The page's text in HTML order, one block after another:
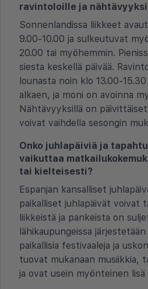
ravintoloille ja
Sonnenlandissa liikkeet
9.00-10.00 ja sulkeutuvat
20.00 tai myöhemmin.
siesta keskellä päivää.
lounasta noin klo 13.00-
alkaen, ja moni on avoinna
Nähtävyyksillä on
voivat vaihdella sesongin
Onko juhlapäiviä ja
vaikuttaa
tai kielteisesti?
Espanjan kansalliset
paikalliset juhlapäivät voivat
liikkeistä ja pankeista on
lähikaupungeissa
paikallisia festivaaleja ja
tuovat mukanaan musiikkia,
ja ovat usein myönteinen lisä